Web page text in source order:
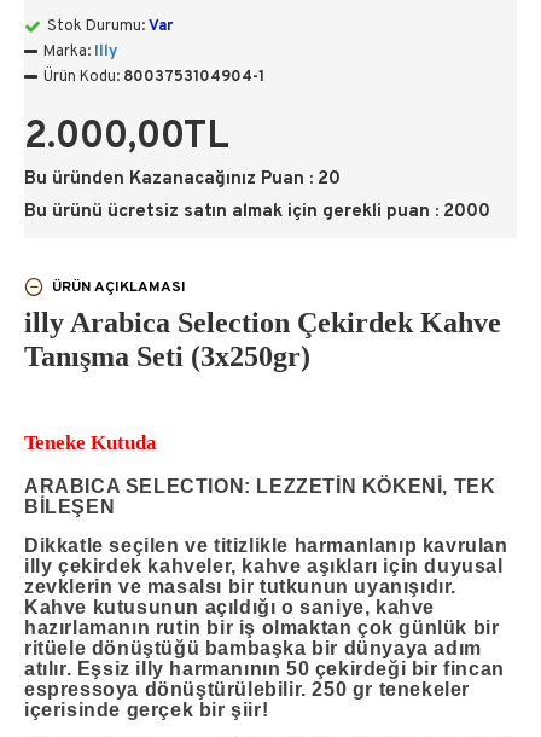
2.000,00TL
Bu üründen Kazanacağınız Puan : 20
Bu ürünü ücretsiz satın almak için gerekli puan : 2000
Stok Durumu:Var
Marka: Illy
Ürün Kodu: 8003753104904-1
ÜRÜN AÇIKLAMASI
illy Arabica Selection Çekirdek Kahve
Tanışma Seti (3x250gr)
Teneke Kutuda
ARABICA SELECTION: LEZZETİN KÖKENİ, TEK
BİLEŞEN
Dikkatle seçilen ve titizlikle harmanlanıp kavrulan
illy çekirdek kahveler, kahve aşıkları için duyusal
zevklerin ve masalsı bir tutkunun uyanışıdır.
Kahve kutusunun açıldığı o saniye, kahve
hazırlamanın rutin bir iş olmaktan çok günlük bir
ritüele dönüştüğü bambaşka bir dünyaya adım
atılır. Eşsiz illy harmanının 50 çekirdeği bir fincan
espressoya dönüştürülebilir. 250 gr tenekeler
içerisinde gerçek bir şiir!